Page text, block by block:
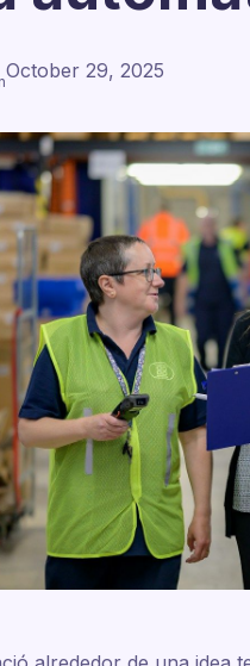
October 29, 2025